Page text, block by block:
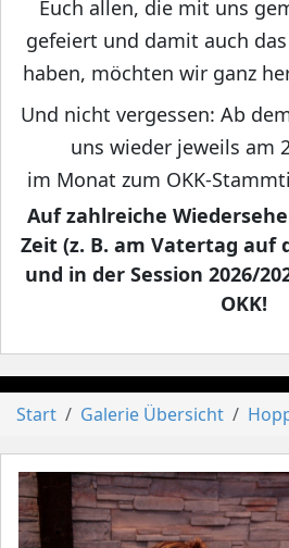
Euch allen, die mit uns
gefeiert und damit auch
haben, möchten wir ganz
Und nicht vergessen: Ab
uns wieder jeweils am
im Monat zum OKK-
Auf zahlreiche
Zeit (z. B. am Vatertag auf
und in der Session 2026/
OKK!
Start Galerie Übersicht